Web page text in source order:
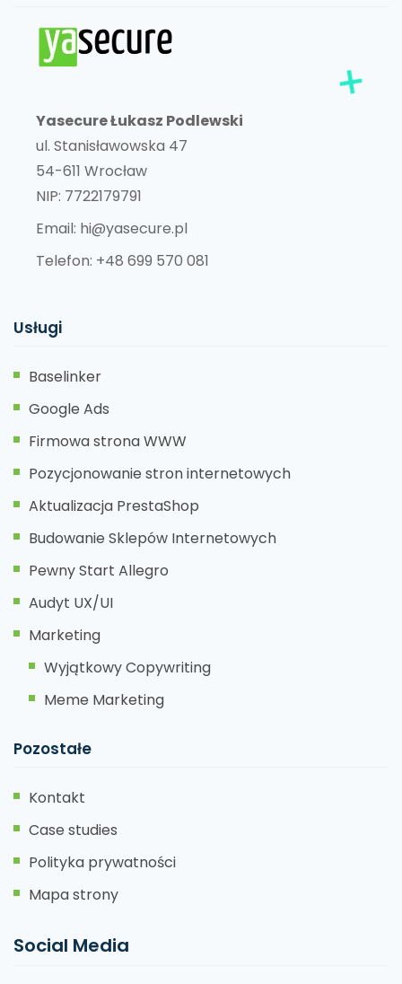
Yasecure Łukasz Podlewski
ul. Stanisławowska 47
54-611 Wrocław
NIP: 7722179791
Email: hi@yasecure.pl
Telefon: +48 699 570 081
Usługi
Baselinker
Google Ads
Firmowa strona WWW
Pozycjonowanie stron internetowych
Aktualizacja PrestaShop
Budowanie Sklepów Internetowych
Pewny Start Allegro
Audyt UX/UI
Marketing
Wyjątkowy Copywriting
Meme Marketing
Pozostałe
Kontakt
Case studies
Polityka prywatności
Mapa strony
Social Media